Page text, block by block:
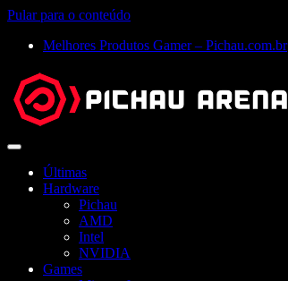
Pular para o conteúdo
Melhores Produtos Gamer – Pichau.com.br
Abrir
Últimas
Hardware
Pichau
AMD
Intel
NVIDIA
Games